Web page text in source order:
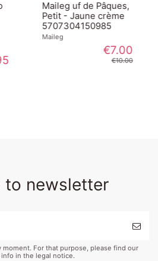
Maileg uf de Pâques,
Petit - Jaune crème
5707304150985
Maileg
€7.00
€10.00
to newsletter
moment. For that purpose, please find our
in the legal notice.